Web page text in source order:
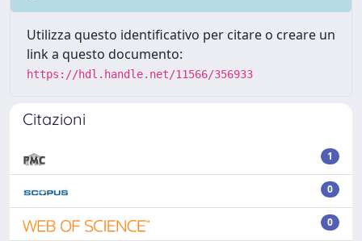
Utilizza questo identificativo per citare o creare un
link a questo documento:
https://hdl.handle.net/11566/356933
Citazioni
1
0
0